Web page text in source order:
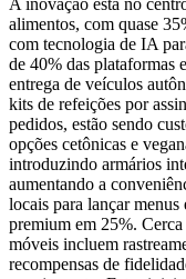
A inovação está no
alimentos, com quase
com tecnologia de IA
de 40% das plataformas
entrega de veículos
kits de refeições por
pedidos, estão sendo
opções cetônicas e
introduzindo armários
aumentando a
locais para lançar
premium em 25%.
móveis incluem
recompensas de